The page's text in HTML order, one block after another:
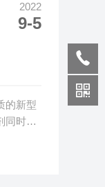
2022
9-5
的新型
同时使
仪需